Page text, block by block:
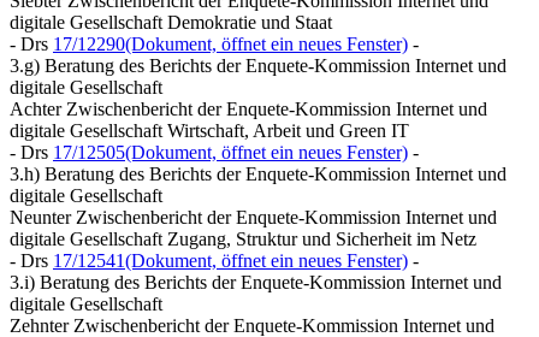
digitale Gesellschaft Demokratie und Staat
- Drs 17/12290(Dokument, öffnet ein neues Fenster) -
3.g) Beratung des Berichts der Enquete-Kommission Internet und
digitale Gesellschaft
Achter Zwischenbericht der Enquete-Kommission Internet und
digitale Gesellschaft Wirtschaft, Arbeit und Green IT
- Drs 17/12505(Dokument, öffnet ein neues Fenster) -
3.h) Beratung des Berichts der Enquete-Kommission Internet und
digitale Gesellschaft
Neunter Zwischenbericht der Enquete-Kommission Internet und
digitale Gesellschaft Zugang, Struktur und Sicherheit im Netz
- Drs 17/12541(Dokument, öffnet ein neues Fenster) -
3.i) Beratung des Berichts der Enquete-Kommission Internet und
digitale Gesellschaft
Zehnter Zwischenbericht der Enquete-Kommission Internet und